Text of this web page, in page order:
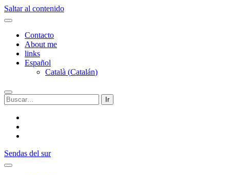
Saltar al contenido
Contacto
About me
links
Español
Català (Catalán)
Buscar:
Sendas del sur